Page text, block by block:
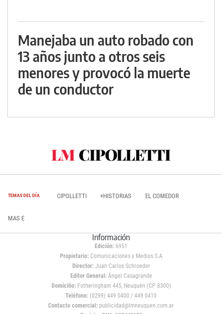
Manejaba un auto robado con
13 años junto a otros seis
menores y provocó la muerte
de un conductor
TEMAS DEL DÍA CIPOLLETTI +HISTORIAS EL COMEDOR
MAS E
Información
Edición: 6951
Propietario:Comunicaciones y Medios S.A
Director: Juan Carlos Schroeder
Editor General:Ángel Casagrande
Domicilio:Fotheringham 445, Neuquén (CP 8300)
Teléfono: (0299) 449 0400 / 449 0410
Contacto comercial: publicidad@lmneuquen.com.ar